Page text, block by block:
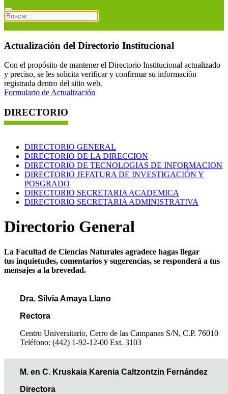
Actualización del Directorio Institucional
Con el propósito de mantener el Directorio Institucional actualizado
y preciso, se les solicita verificar y confirmar su información
registrada dentro del sitio web.
Formulario de Actualización
DIRECTORIO
DIRECTORIO GENERAL
DIRECTORIO DE LA DIRECCION
DIRECTORIO DE TECNOLOGIAS DE INFORMACION
DIRECTORIO JEFATURA DE INVESTIGACIÓN Y
POSGRADO
DIRECTORIO SECRETARIA ACADEMICA
DIRECTORIO SECRETARIA ADMINISTRATIVA
Directorio General
La Facultad de Ciencias Naturales agradece hagas llegar
tus inquietudes, comentarios y sugerencias, se responderá a tus
mensajes a la brevedad.
Dra. Silvia Amaya Llano
Rectora
Centro Universitario, Cerro de las Campanas S/N, C.P. 76010
Teléfono: (442) 1-92-12-00 Ext. 3103
M. en C. Kruskaia Karenia Caltzontzin Fernández
Directora